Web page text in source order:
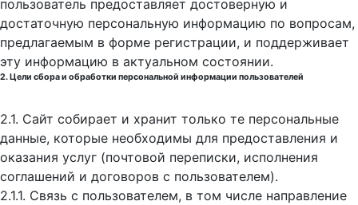
пользователь предоставляет достоверную и
достаточную персональную информацию по вопросам,
предлагаемым в форме регистрации, и поддерживает
эту информацию в актуальном состоянии.
2. Цели сбора и обработки персональной информации пользователей
2.1. Сайт собирает и хранит только те персональные
данные, которые необходимы для предоставления и
оказания услуг (почтовой переписки, исполнения
соглашений и договоров с пользователем).
2.1.1. Связь с пользователем, в том числе направление